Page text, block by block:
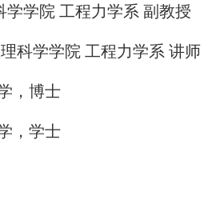
学学院 工程力学系 副教授
科学学院 工程力学系 讲师
，博士
，学士